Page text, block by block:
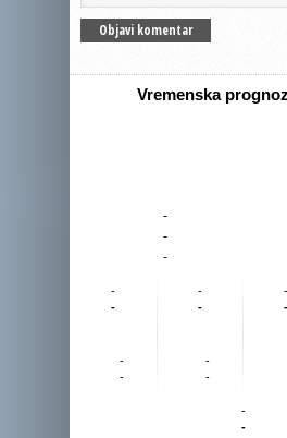
Vremenska
-
-
-
-
-
-
-
-
-
-
-
-
-
-
-